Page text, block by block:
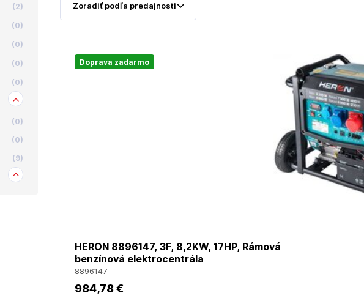
(2)
(0)
(0)
(0)
(0)
(0)
(0)
(9)
Doprava zadarmo
HERON 8896147, 3F, 8,2KW, 17HP, Rámová
benzínová elektrocentrála
8896147
984,78 €